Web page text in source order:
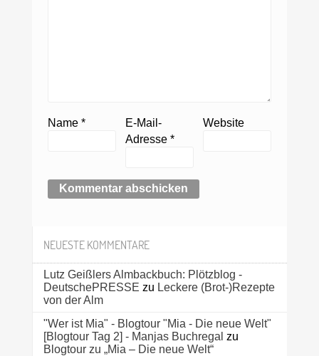
Name*
E-Mail-
Adresse *
Website
NEUESTE KOMMENTARE
Lutz Geißlers Almbackbuch: Plötzblog -
DeutschePRESSE zu Leckere (Brot-)Rezepte
von der Alm
"Wer ist Mia" - Blogtour "Mia - Die neue Welt"
[Blogtour Tag 2] - Manjas Buchregal zu
Blogtour zu „Mia – Die neue Welt“